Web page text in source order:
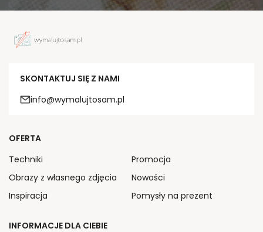
SKONTAKTUJ SIĘ Z NAMI
info@wymalujtosam.pl
OFERTA
Techniki
Obrazy z własnego zdjęcia
Inspiracja
Promocja
Nowości
Pomysły na prezent
INFORMACJE DLA CIEBIE